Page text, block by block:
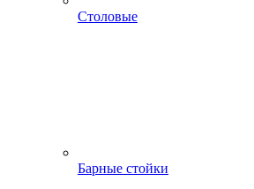
Столовые
Барные стойки